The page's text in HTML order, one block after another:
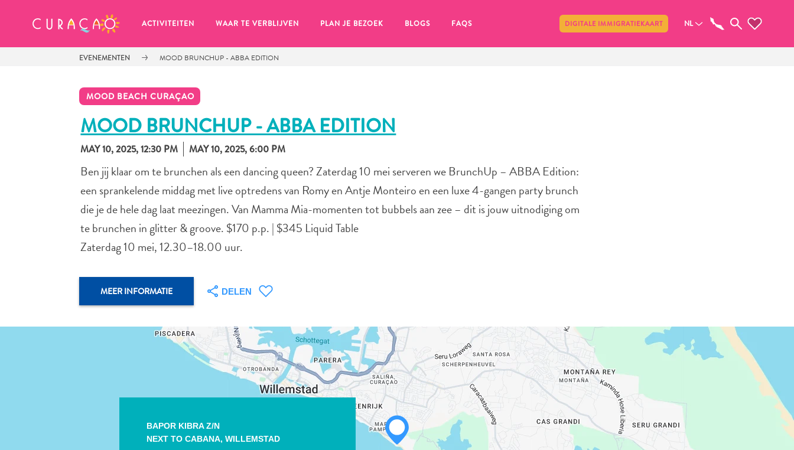
ACTIVITEITEN WAAR TE VERBLIJVEN PLAN JE BEZOEK BLOGS FAQS DIGITALE IMMIGRATIEKAART NL
EVENEMENTEN MOOD BRUNCHUP - ABBA EDITION
MOOD BEACH CURAÇAO
MOOD BRUNCHUP - ABBA EDITION
MAY 10, 2025, 12:30 PM MAY 10, 2025, 6:00 PM
Ben jij klaar om te brunchen als een dancing queen? Zaterdag 10 mei serveren we BrunchUp – ABBA Edition:
een sprankelende middag met live optredens van Romy en Antje Monteiro en een luxe 4-gangen party brunch
die je de hele dag laat meezingen. Van Mamma Mia-momenten tot bubbels aan zee – dit is jouw uitnodiging om
te brunchen in glitter & groove. $170 p.p. | $345 Liquid Table
Zaterdag 10 mei, 12.30–18.00 uur.
MEER INFORMATIE DELEN
WHATSAPP
BAPOR KIBRA Z/N
NEXT TO CABANA, WILLEMSTAD
MIJN FAVORIETEN Delen
Zo te zien heb je nog geen
Wanneer je iets op wil slaan om later nog eens te bekijken, klik op het